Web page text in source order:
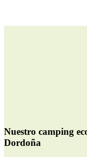
Nuestro camping
Dordoña